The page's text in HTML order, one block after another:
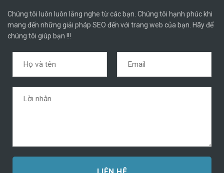
Chúng tôi luôn luôn lắng nghe từ các bạn. Chúng tôi hạnh phúc khi
mang đến những giải pháp SEO đến với trang web của bạn. Hãy để
chúng tôi giúp bạn !!!